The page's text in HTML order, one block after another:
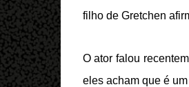
filho de Gretchen
O ator falou
eles acham que é